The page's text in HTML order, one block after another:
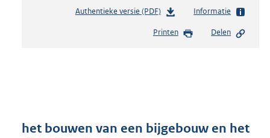
Authentieke versie (PDF)b
s
r
Informatie
Printen Delen
het bouwen van een bijgebouw en het